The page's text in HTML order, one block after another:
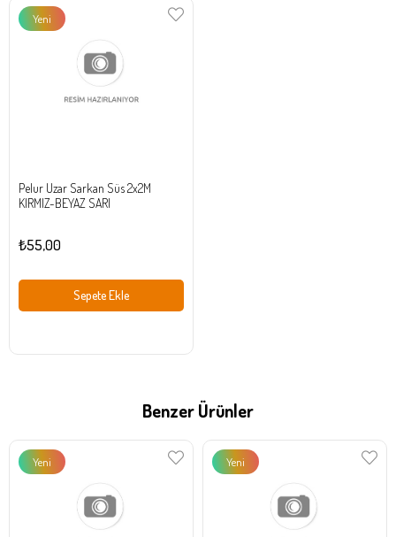
Pelur Uzar Sarkan Süs 2x2M
KIRMIZ-BEYAZ SARI
₺55,00
Sepete Ekle
Yeni
Benzer Ürünler
Yeni
Yeni